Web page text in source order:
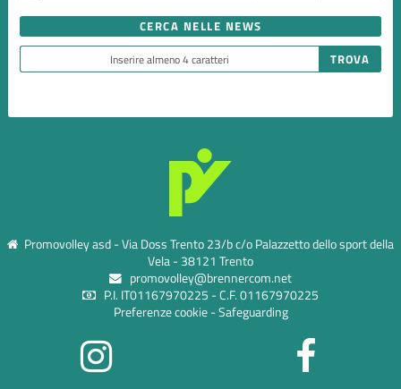
CERCA NELLE NEWS
Promovolley asd - Via Doss Trento 23/b c/o Palazzetto dello sport della
Vela - 38121 Trento
promovolley@brennercom.net
P.I. IT01167970225 - C.F. 01167970225
Preferenze cookie-Safeguarding